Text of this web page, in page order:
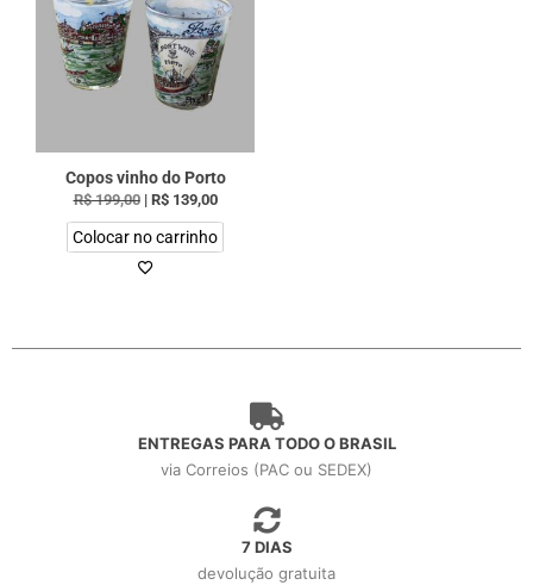
Copos vinho do Porto
R$199,00| R$139,00
Colocar no carrinho
ENTREGAS PARA TODO O BRASIL
via Correios (PAC ou SEDEX)
7 DIAS
devolução gratuita